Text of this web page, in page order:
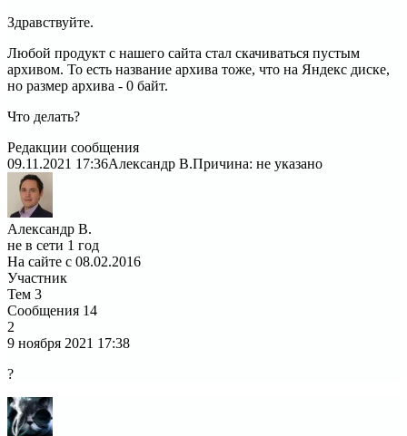
Здравствуйте.
Любой продукт с нашего сайта стал скачиваться пустым
архивом. То есть название архива тоже, что на Яндекс диске,
но размер архива - 0 байт.
Что делать?
Редакции сообщения
09.11.2021 17:36Александр В.Причина: не указано
Александр В.
не в сети 1 год
На сайте с 08.02.2016
Участник
Тем 3
Сообщения 14
2
9 ноября 2021 17:38
?